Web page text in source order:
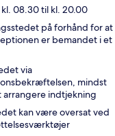
08.30 til kl. 20.00
på forhånd for at
er bemandet i et
via
mindst
arrangere indtjekning
kan være oversat ved